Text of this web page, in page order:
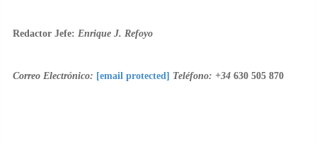
Redactor Jefe: Enrique J. Refoyo
Correo Electrónico: [email protected] Teléfono: +34 630 505 870